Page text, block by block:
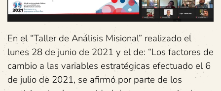
En el “Taller de Análisis Misional” realizado el
lunes 28 de junio de 2021 y el de: “Los factores de
cambio a las variables estratégicas efectuado el 6
de julio de 2021, se afirmó por parte de los